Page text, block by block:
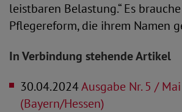
leistbaren Belastung.“ Es
Pflegereform, die ihrem Namen
In Verbindung stehende Artikel
30.04.2024Ausgabe Nr. 5 /
(Bayern/Hessen)